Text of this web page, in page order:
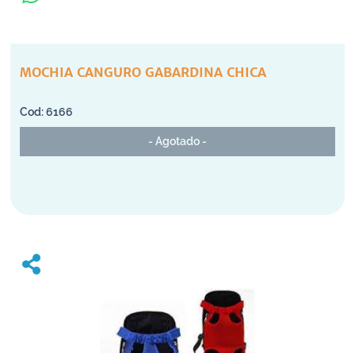
MOCHIA CANGURO GABARDINA CHICA
6166
- Agotado -